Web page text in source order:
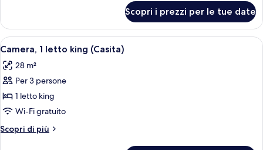
(Casita)
2
letti
matrimoniali
Scopri i prezzi per le tue date
Apri
tutte
le
foto
per
Camera,
1
letto
Una camera d'albergo moderna con
9
Camera, 1 letto king (Casita)
28 m²
Per 3 persone
1 letto king
Wi-Fi gratuito
Scopri di più
Altri